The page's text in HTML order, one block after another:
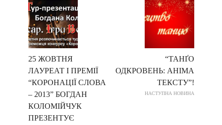
25 ЖОВТНЯ
ЛАУРЕАТ І ПРЕМІЇ
“КОРОНАЦІЇ СЛОВА
– 2013” БОГДАН
КОЛОМІЙЧУК
ПРЕЗЕНТУЄ
“ТАНҐО
ОДКРОВЕНЬ: АНІМА
ТЕКСТУ”!
НАСТУПНА НОВИНА